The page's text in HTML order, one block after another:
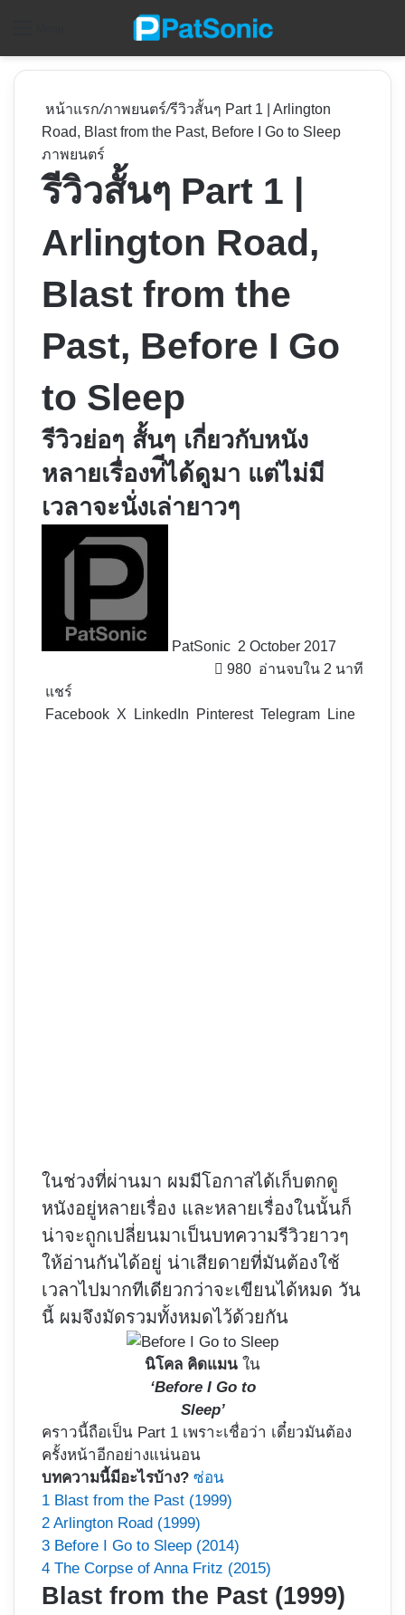
หน้าแรก/ภาพยนตร์/รีวิวสั้นๆ Part 1 | Arlington
Road, Blast from the Past, Before I Go to Sleep
ภาพยนตร์
รีวิวสั้นๆ Part 1 |
Arlington Road,
Blast from the
Past, Before I Go
to Sleep
รีวิวย่อๆ สั้นๆ เกี่ยวกับหนัง
หลายเรื่องท่ีได้ดูมา แต่ไม่มี
เวลาจะนั่งเล่ายาวๆ
PatSonic 2 October 2017
980 อ่านจบใน 2 นาที
แชร์
Facebook X LinkedIn Pinterest Telegram Line
ในช่วงที่ผ่านมา ผมมีโอกาสได้เก็บตกดู
หนังอยู่หลายเรื่อง และหลายเรื่องในนั้นก็
น่าจะถูกเปลี่ยนมาเป็นบทความรีวิวยาวๆ
ให้อ่านกันได้อยู่ น่าเสียดายที่มันต้องใช้
เวลาไปมากทีเดียวกว่าจะเขียนได้หมด วัน
นี้ ผมจึงมัดรวมทั้งหมดไว้ด้วยกัน
นิโคล คิดแมน ใน
‘Before I Go to
Sleep’
คราวนี้ถือเป็น Part 1 เพราะเชื่อว่า เดี๋ยวมันต้อง
ครั้งหน้าอีกอย่างแน่นอน
บทความนี้มีอะไรบ้าง? ซ่อน
1 Blast from the Past (1999)
2 Arlington Road (1999)
3 Before I Go to Sleep (2014)
4 The Corpse of Anna Fritz (2015)
Blast from the Past (1999)